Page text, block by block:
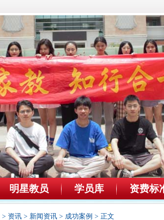
明星教员 学员库 资费标
> 资讯 > 新闻资讯 > 成功案例 > 正文